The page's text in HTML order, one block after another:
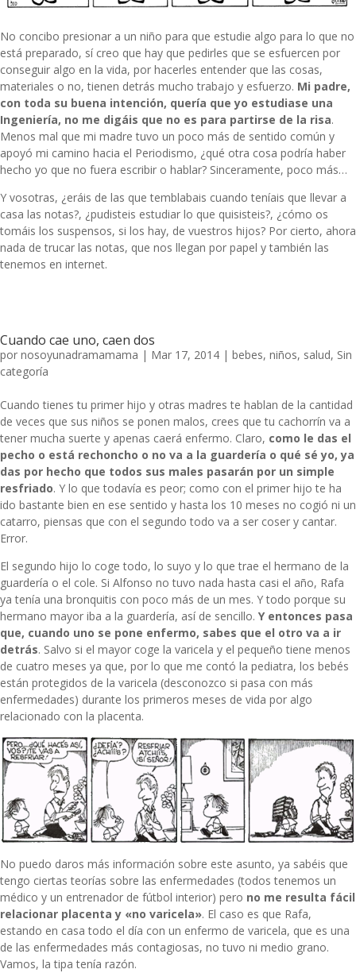
No concibo presionar a un niño para que estudie algo para lo que no
está preparado, sí creo que hay que pedirles que se esfuercen por
conseguir algo en la vida, por hacerles entender que las cosas,
materiales o no, tienen detrás mucho trabajo y esfuerzo. Mi padre,
con toda su buena intención, quería que yo estudiase una
Ingeniería, no me digáis que no es para partirse de la risa.
Menos mal que mi madre tuvo un poco más de sentido común y
apoyó mi camino hacia el Periodismo, ¿qué otra cosa podría haber
hecho yo que no fuera escribir o hablar? Sinceramente, poco más…
Y vosotras, ¿eráis de las que temblabais cuando teníais que llevar a
casa las notas?, ¿pudisteis estudiar lo que quisisteis?, ¿cómo os
tomáis los suspensos, si los hay, de vuestros hijos? Por cierto, ahora
nada de trucar las notas, que nos llegan por papel y también las
tenemos en internet.
Cuando cae uno, caen dos
por nosoyunadramamama | Mar 17, 2014 | bebes, niños, salud, Sin
categoría
Cuando tienes tu primer hijo y otras madres te hablan de la cantidad
de veces que sus niños se ponen malos, crees que tu cachorrín va a
tener mucha suerte y apenas caerá enfermo. Claro, como le das el
pecho o está rechoncho o no va a la guardería o qué sé yo, ya
das por hecho que todos sus males pasarán por un simple
resfriado. Y lo que todavía es peor; como con el primer hijo te ha
ido bastante bien en ese sentido y hasta los 10 meses no cogió ni un
catarro, piensas que con el segundo todo va a ser coser y cantar.
Error.
El segundo hijo lo coge todo, lo suyo y lo que trae el hermano de la
guardería o el cole. Si Alfonso no tuvo nada hasta casi el año, Rafa
ya tenía una bronquitis con poco más de un mes. Y todo porque su
hermano mayor iba a la guardería, así de sencillo. Y entonces pasa
que, cuando uno se pone enfermo, sabes que el otro va a ir
detrás. Salvo si el mayor coge la varicela y el pequeño tiene menos
de cuatro meses ya que, por lo que me contó la pediatra, los bebés
están protegidos de la varicela (desconozco si pasa con más
enfermedades) durante los primeros meses de vida por algo
relacionado con la placenta.
No puedo daros más información sobre este asunto, ya sabéis que
tengo ciertas teorías sobre las enfermedades (todos tenemos un
médico y un entrenador de fútbol interior) pero no me resulta fácil
relacionar placenta y «no varicela». El caso es que Rafa,
estando en casa todo el día con un enfermo de varicela, que es una
de las enfermedades más contagiosas, no tuvo ni medio grano.
Vamos, la tipa tenía razón.